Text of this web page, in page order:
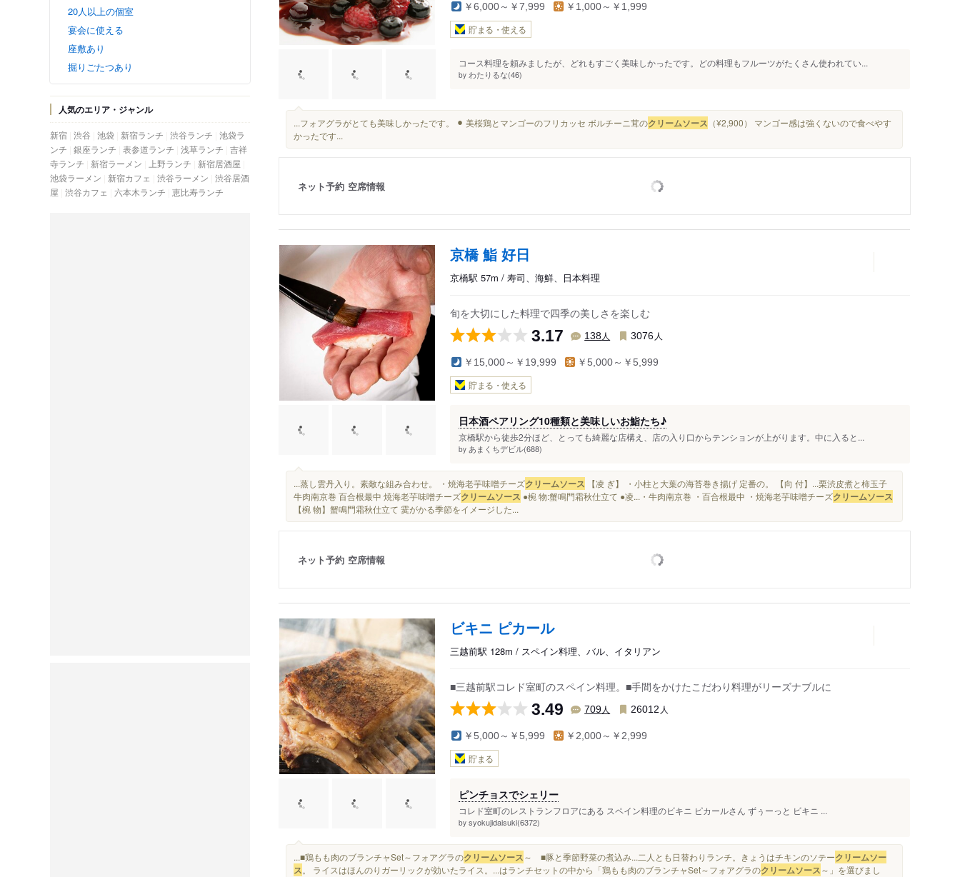
20人以上の個室
宴会に使える
座敷あり
掘りごたつあり
人気のエリア・ジャンル
新宿 渋谷 池袋 新宿ランチ 渋谷ランチ 池袋ラ
ンチ 銀座ランチ 表参道ランチ 浅草ランチ 吉祥
寺ランチ
新宿ラーメン 上野ランチ
新宿居酒屋
池袋ラーメン
新宿カフェ 渋谷ラーメン 渋谷居酒
屋 渋谷カフェ 六本木ランチ 恵比寿ランチ
￥6,000～￥7,999 ￥1,000～￥1,999
貯まる・使える
コース料理を頼みましたが、どれもすごく美味しかったです。どの料理もフルーツがたくさん使われてい...
by わたりるな(46)
...フォアグラがとても美味しかったです。 ⚫︎ 美桜鶏とマンゴーのフリカッセ ボルチーニ茸のクリームソース （¥2,900） マンゴー感は強くないので食べやす
かったです...
ネット予約 空席情報
京橋 鮨 好日
京橋駅 57m / 寿司、海鮮、日本料理
旬を大切にした料理で四季の美しさを楽しむ
3.17 138人 3076 人
￥15,000～￥19,999 ￥5,000～￥5,999
貯まる・使える
日本酒ペアリング10種類と美味しいお鮨たち♪
京橋駅から徒歩2分ほど、とっても綺麗な店構え、店の入り口からテンションが上がります。中に入ると...
by あまくちデビル(688)
...蒸し雲丹入り。素敵な組み合わせ。 ・焼海老芋味噌チーズクリームソース 【凌 ぎ】 ・小柱と大葉の海苔巻き揚げ 定番の。 【向 付】...栗渋皮煮と柿玉子
牛肉南京巻 百合根最中 焼海老芋味噌チーズクリームソース ●椀 物:蟹鳴門霜秋仕立て ●凌...・牛肉南京巻 ・百合根最中 ・焼海老芋味噌チーズクリームソース
【椀 物】蟹鳴門霜秋仕立て 霙がかる季節をイメージした...
ネット予約 空席情報
ビキニ ピカール
三越前駅 128m / スペイン料理、バル、イタリアン
■三越前駅コレド室町のスペイン料理。■手間をかけたこだわり料理がリーズナブルに
3.49 709人 26012 人
￥5,000～￥5,999 ￥2,000～￥2,999
貯まる
ピンチョスでシェリー
コレド室町のレストランフロアにある スペイン料理のビキニ ピカールさん ずぅーっと ビキニ ...
by syokujidaisuki(6372)
...■鶏もも肉のブランチャSet～フォアグラのクリームソース～ ■豚と季節野菜の煮込み...二人とも日替わりランチ。きょうはチキンのソテークリームソー
ス。 ライスはほんのりガーリックが効いたライス。...はランチセットの中から「鶏もも肉のブランチャSet～フォアグラのクリームソース～」を選びまし